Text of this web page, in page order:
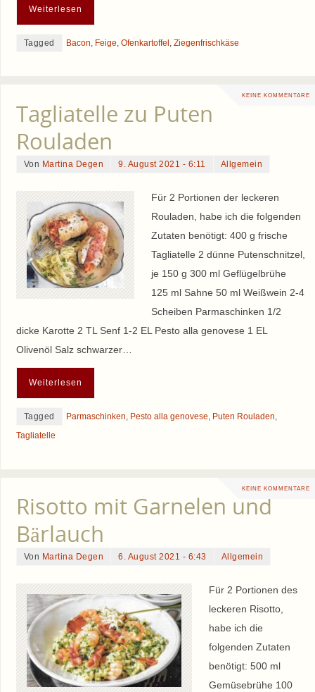
Weiterlesen
Tagged Bacon Feige Ofenkartoffel Ziegenfrischkäse
KEINE KOMMENTARE
Tagliatelle zu Puten
Rouladen
Von Martina Degen 9. August 2021 - 6:11 Allgemein
Für 2 Portionen der leckeren
Rouladen, habe ich die folgenden
Zutaten benötigt: 400 g frische
Tagliatelle 2 dünne Putenschnitzel,
je 150 g 300 ml Geflügelbrühe
125 ml Sahne 50 ml Weißwein 2-4
Scheiben Parmaschinken 1/2
dicke Karotte 2 TL Senf 1-2 EL Pesto alla genovese 1 EL
Olivenöl Salz schwarzer…
Weiterlesen
Tagged Parmaschinken, Pesto alla genovese, Puten Rouladen,
Tagliatelle
KEINE KOMMENTARE
Risotto mit Garnelen und
Bärlauch
Von Martina Degen 6. August 2021 - 6:43 Allgemein
Für 2 Portionen des
leckeren Risotto,
habe ich die
folgenden Zutaten
benötigt: 500 ml
Gemüsebrühe 100